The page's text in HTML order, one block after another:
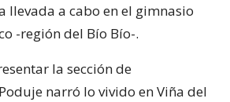
llevada a cabo en el gimnasio
-región del Bío Bío-.
la sección de
narró lo vivido en Viña del